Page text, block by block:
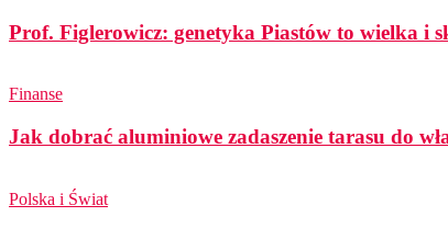
Prof. Figlerowicz: genetyka Piastów to wielka i
Finanse
Jak dobrać aluminiowe zadaszenie tarasu do
Polska i Świat